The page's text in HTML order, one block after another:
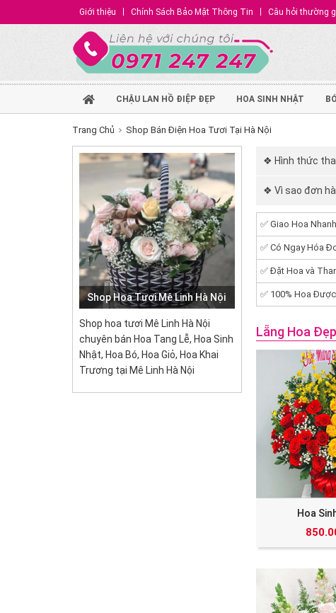
Giới thiệu Chính Sách Bảo Mật Thông Tin Câu hỏi thường
CHẬU LAN HỒ ĐIỆP ĐẸP HOA SINH NHẬT
Trang Chủ Shop Bán Điện Hoa Tươi Tại Hà Nội
Shop Hoa Tươi Mê Linh Hà Nội
Shop hoa tươi Mê Linh Hà Nội
chuyên bán Hoa Tang Lễ, Hoa Sinh
Nhật, Hoa Bó, Hoa Giỏ, Hoa Khai
Trương tại Mê Linh Hà Nội
❖ Hình thức
❖ Vì sao đơn
✅ Giao Hoa
✅ Có Ngay Hóa
✅ Đặt Hoa và
✅ 100% Hoa
Lẵng Hoa
Hoa